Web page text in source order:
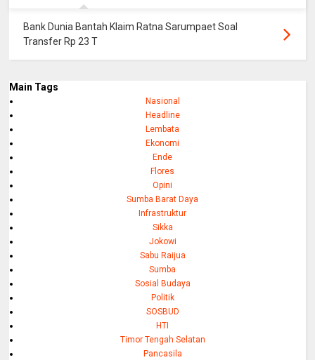
Bank Dunia Bantah Klaim Ratna Sarumpaet Soal
Transfer Rp 23 T
Main Tags
Nasional
Headline
Lembata
Ekonomi
Ende
Flores
Opini
Sumba Barat Daya
Infrastruktur
Sikka
Jokowi
Sabu Raijua
Sumba
Sosial Budaya
Politik
SOSBUD
HTI
Timor Tengah Selatan
Pancasila